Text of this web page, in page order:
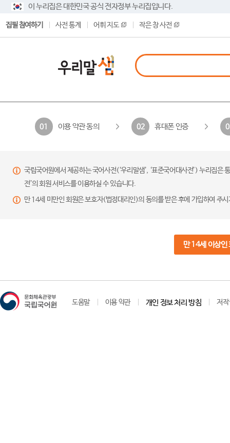
이 누리집은 대한민국 공식 전자정부 누리집입니다.
집필 참여하기 사전 통계 어휘 지도 작은 창 사전
01 이용 약관 동의 02 휴대폰 인증
국립국어원에서 제공하는 국어사전(‘우리말샘’, ‘표준국어대사전’) 누리집
전’의 회원 서비스를 이용하실 수 있습니다.
만 14세 미만인 회원은 보호자(법정대리인)의 동의를 받은 후에 가입하여 주
만 14세 이상인
도움말 이용 약관 개인 정보 처리 방침 저